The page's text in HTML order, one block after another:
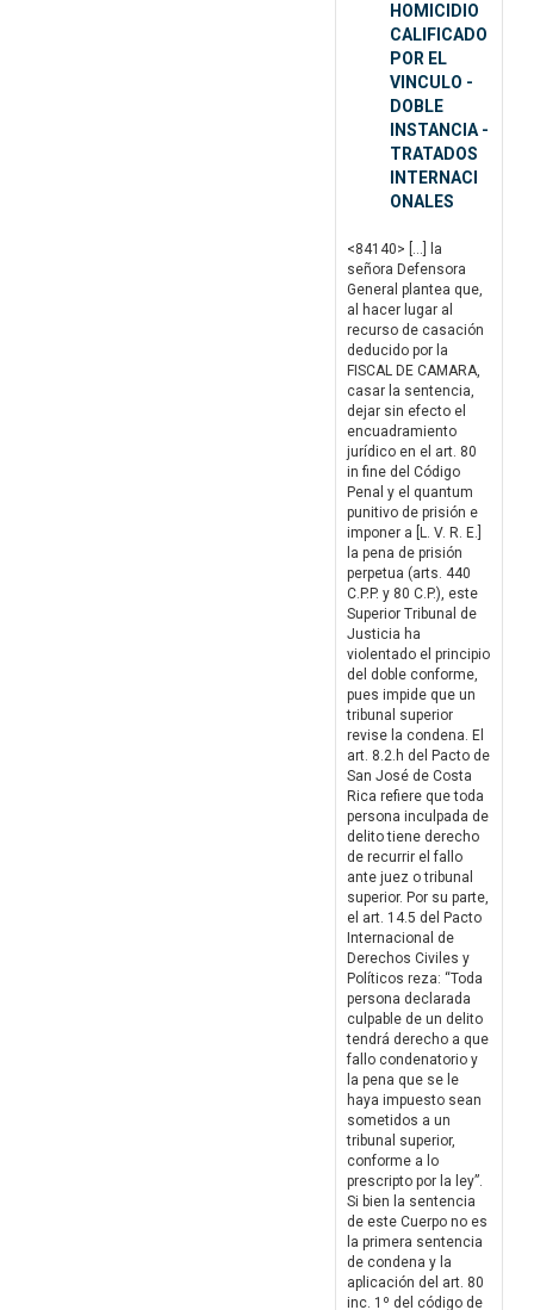
HOMICIDIO
CALIFICADO
POR EL
VINCULO -
DOBLE
INSTANCIA -
TRATADOS
INTERNACI
ONALES
<84140> […] la
señora Defensora
General plantea que,
al hacer lugar al
recurso de casación
deducido por la
FISCAL DE CAMARA,
casar la sentencia,
dejar sin efecto el
encuadramiento
jurídico en el art. 80
in fine del Código
Penal y el quantum
punitivo de prisión e
imponer a [L. V. R. E.]
la pena de prisión
perpetua (arts. 440
C.P.P. y 80 C.P.), este
Superior Tribunal de
Justicia ha
violentado el principio
del doble conforme,
pues impide que un
tribunal superior
revise la condena. El
art. 8.2.h del Pacto de
San José de Costa
Rica refiere que toda
persona inculpada de
delito tiene derecho
de recurrir el fallo
ante juez o tribunal
superior. Por su parte,
el art. 14.5 del Pacto
Internacional de
Derechos Civiles y
Políticos reza: “Toda
persona declarada
culpable de un delito
tendrá derecho a que
fallo condenatorio y
la pena que se le
haya impuesto sean
sometidos a un
tribunal superior,
conforme a lo
prescripto por la ley”.
Si bien la sentencia
de este Cuerpo no es
la primera sentencia
de condena y la
aplicación del art. 80
inc. 1º del código de